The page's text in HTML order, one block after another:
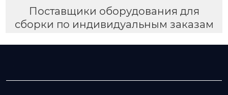
Поставщики оборудования для
сборки по индивидуальным заказам